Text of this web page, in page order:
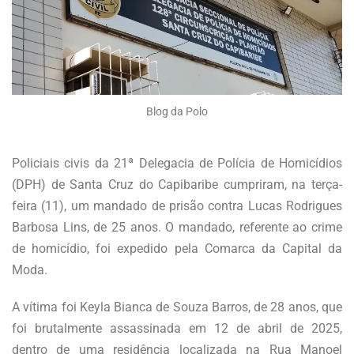
Blog da Polo
Policiais civis da 21ª Delegacia de Polícia de Homicídios
(DPH) de Santa Cruz do Capibaribe cumpriram, na terça-
feira (11), um mandado de prisão contra Lucas Rodrigues
Barbosa Lins, de 25 anos. O mandado, referente ao crime
de homicídio, foi expedido pela Comarca da Capital da
Moda.
A vítima foi Keyla Bianca de Souza Barros, de 28 anos, que
foi brutalmente assassinada em 12 de abril de 2025,
dentro de uma residência localizada na Rua Manoel